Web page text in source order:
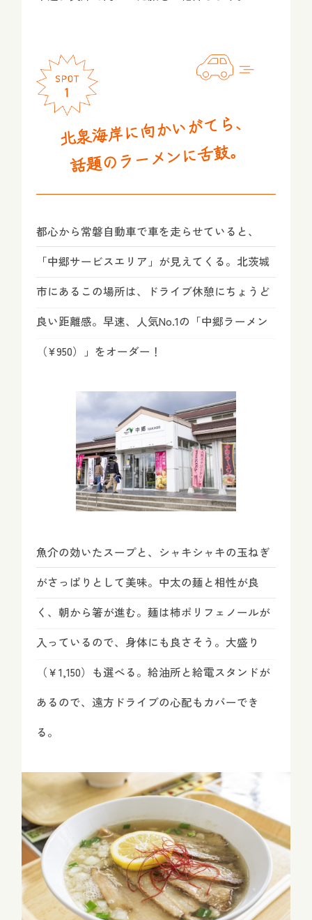
北泉海岸に向かいがてら、
話題のラーメンに舌鼓。
都心から常磐自動車で車を走らせていると、
「中郷サービスエリア」が見えてくる。北茨城
市にあるこの場所は、ドライブ休憩にちょうど
良い距離感。早速、人気No.1の「中郷ラーメン
（¥950）」をオーダー！
魚介の効いたスープと、シャキシャキの玉ねぎ
がさっぱりとして美味。中太の麺と相性が良
く、朝から箸が進む。麺は柿ポリフェノールが
入っているので、身体にも良さそう。大盛り
（￥1,150）も選べる。給油所と給電スタンドが
あるので、遠方ドライブの心配もカバーでき
る。